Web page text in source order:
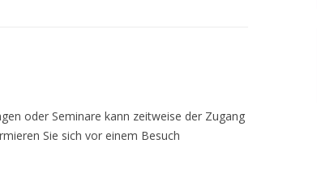
oder Seminare kann zeitweise der Zugang
Sie sich vor einem Besuch